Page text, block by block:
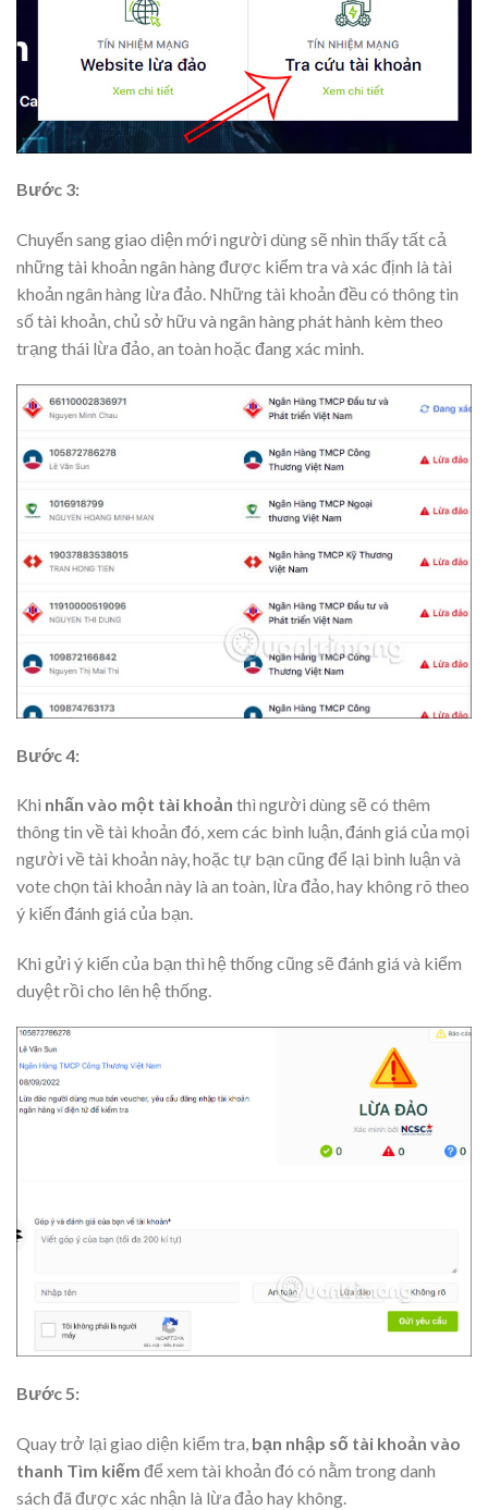
Bước 3:
Chuyển sang giao diện mới người dùng sẽ nhìn thấy tất cả
những tài khoản ngân hàng được kiểm tra và xác định là tài
khoản ngân hàng lừa đảo. Những tài khoản đều có thông tin
số tài khoản, chủ sở hữu và ngân hàng phát hành kèm theo
trạng thái lừa đảo, an toàn hoặc đang xác minh.
Bước 4:
Khi nhấn vào một tài khoản thì người dùng sẽ có thêm
thông tin về tài khoản đó, xem các bình luận, đánh giá của mọi
người về tài khoản này, hoặc tự bạn cũng để lại bình luận và
vote chọn tài khoản này là an toàn, lừa đảo, hay không rõ theo
ý kiến đánh giá của bạn.
Khi gửi ý kiến của bạn thì hệ thống cũng sẽ đánh giá và kiểm
duyệt rồi cho lên hệ thống.
Bước 5:
Quay trở lại giao diện kiểm tra, bạn nhập số tài khoản vào
thanh Tìm kiếm để xem tài khoản đó có nằm trong danh
sách đã được xác nhận là lừa đảo hay không.